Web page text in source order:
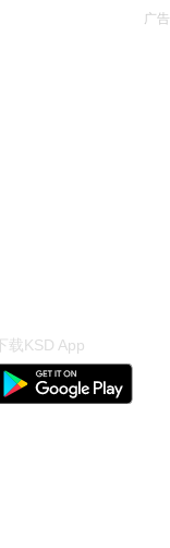
广告
下载KSD App